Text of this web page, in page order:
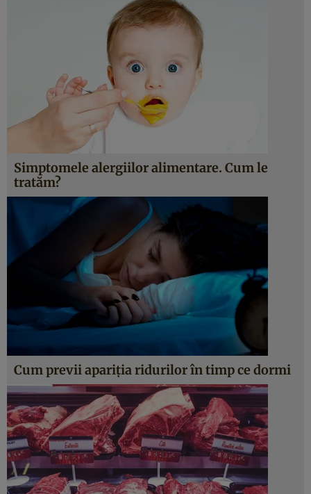
Simptomele alergiilor alimentare. Cum le
tratăm?
Cum previi apariţia ridurilor în timp ce dormi